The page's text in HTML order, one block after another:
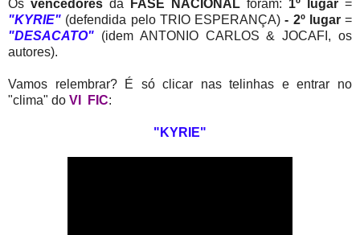
Os vencedores da FASE NACIONAL foram: 1º lugar =
"KYRIE" (defendida pelo TRIO ESPERANÇA) - 2º lugar=
"DESACATO" (idem ANTONIO CARLOS & JOCAFI, os
autores).
Vamos relembrar? É só clicar nas telinhas e entrar no
"clima" do VI FIC:
"KYRIE"